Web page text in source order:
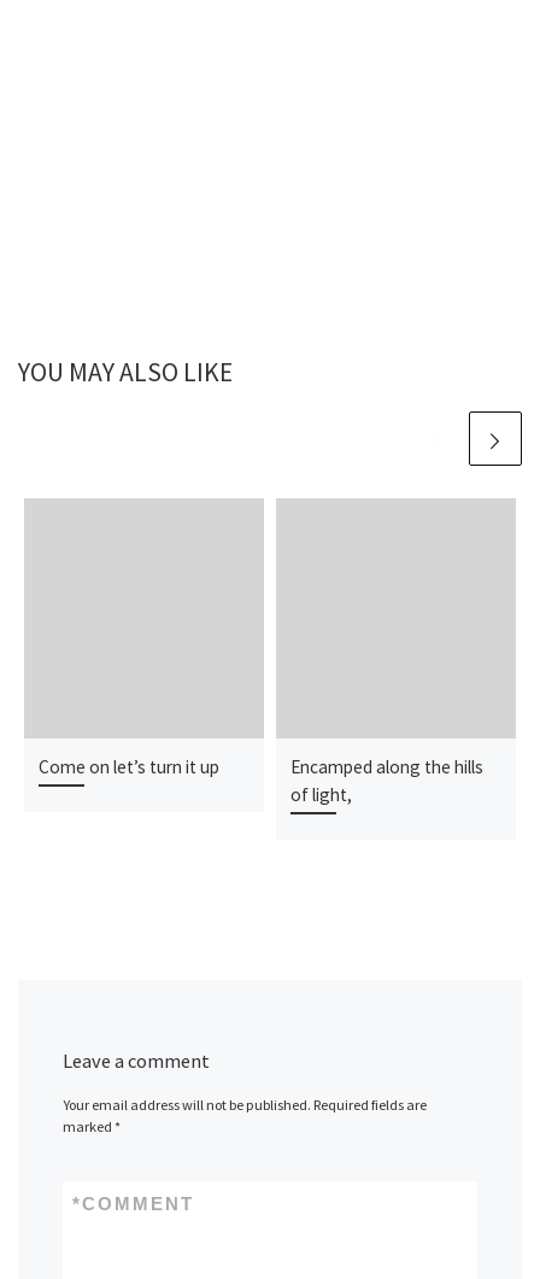
YOU MAY ALSO LIKE
Come on let’s turn it up
Encamped along the hills
of light,
Leave a comment
Your email address will not be published. Required fields are
marked *
COMMENT
*